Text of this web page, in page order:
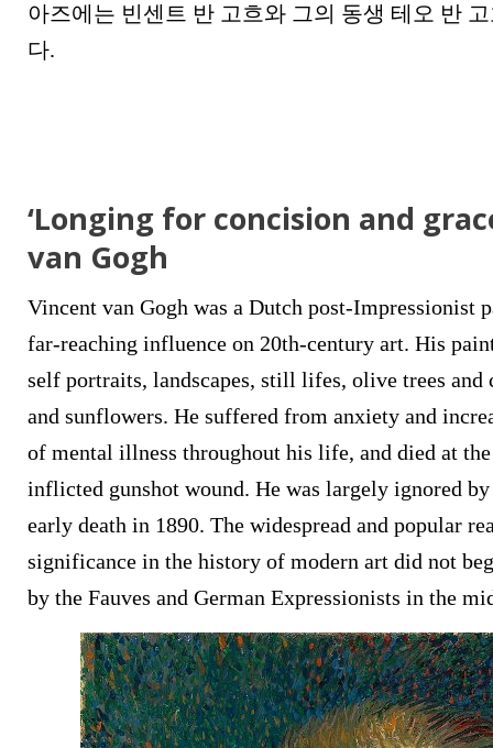
아즈에는 빈센트 반 고흐와 그의 동생 테오 반
다.
‘Longing for concision and
van Gogh
Vincent van Gogh was a Dutch post-Impressionist
far-reaching influence on 20th-century art. His
self portraits, landscapes, still lifes, olive trees and
and sunflowers. He suffered from anxiety and
of mental illness throughout his life, and died at
inflicted gunshot wound. He was largely ignored
early death in 1890. The widespread and popular
significance in the history of modern art did not
by the Fauves and German Expressionists in the